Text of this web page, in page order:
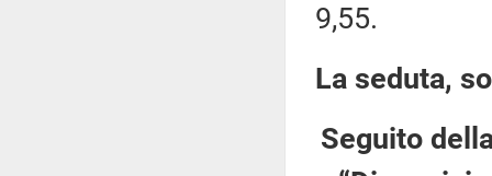
9,55.
La seduta,
Seguito